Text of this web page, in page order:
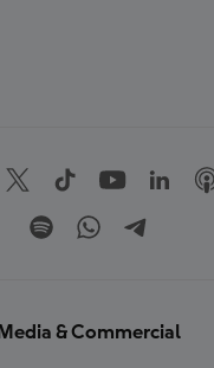
Media & Commercial